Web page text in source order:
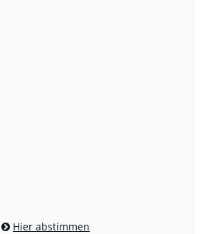
Hier abstimmen